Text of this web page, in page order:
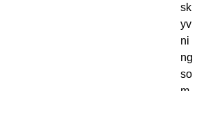
sk
yv
ni
ng
so
m